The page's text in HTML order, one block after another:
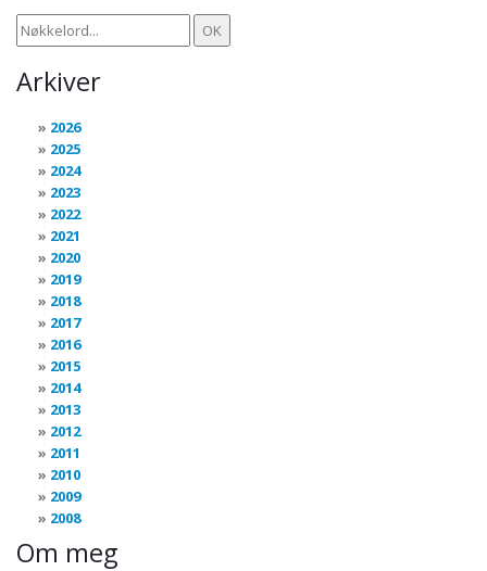
Arkiver
2026
2025
2024
2023
2022
2021
2020
2019
2018
2017
2016
2015
2014
2013
2012
2011
2010
2009
2008
Om meg